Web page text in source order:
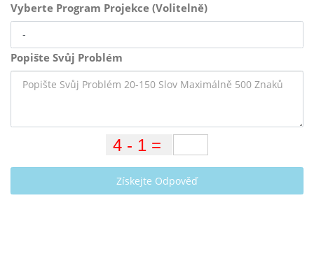
Vyberte Program Projekce (Volitelně)
Popište Svůj Problém
Získejte Odpověď